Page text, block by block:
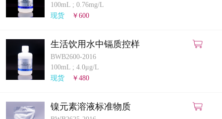
100mL ; 0.76mg/L
现货
￥600
生活饮用水中镉质控样
BWB2600-2016
100mL ; 4.0μg/L
现货
￥480
镍元素溶液标准物质